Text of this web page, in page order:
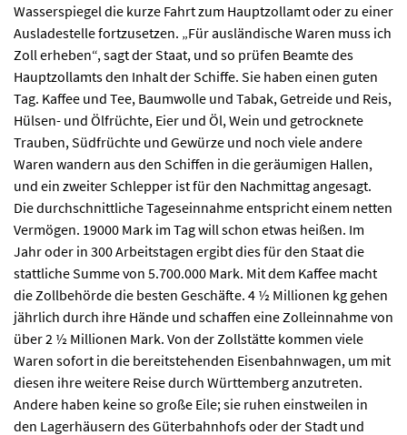
Wasserspiegel die kurze Fahrt zum Hauptzollamt oder zu einer
Ausladestelle fortzusetzen. „Für ausländische Waren muss ich
Zoll erheben“, sagt der Staat, und so prüfen Beamte des
Hauptzollamts den Inhalt der Schiffe. Sie haben einen guten
Tag. Kaffee und Tee, Baumwolle und Tabak, Getreide und Reis,
Hülsen- und Ölfrüchte, Eier und Öl, Wein und getrocknete
Trauben, Südfrüchte und Gewürze und noch viele andere
Waren wandern aus den Schiffen in die geräumigen Hallen,
und ein zweiter Schlepper ist für den Nachmittag angesagt.
Die durchschnittliche Tageseinnahme entspricht einem netten
Vermögen. 19000 Mark im Tag will schon etwas heißen. Im
Jahr oder in 300 Arbeitstagen ergibt dies für den Staat die
stattliche Summe von 5.700.000 Mark. Mit dem Kaffee macht
die Zollbehörde die besten Geschäfte. 4 ½ Millionen kg gehen
jährlich durch ihre Hände und schaffen eine Zolleinnahme von
über 2 ½ Millionen Mark. Von der Zollstätte kommen viele
Waren sofort in die bereitstehenden Eisenbahnwagen, um mit
diesen ihre weitere Reise durch Württemberg anzutreten.
Andere haben keine so große Eile; sie ruhen einstweilen in
den Lagerhäusern des Güterbahnhofs oder der Stadt und